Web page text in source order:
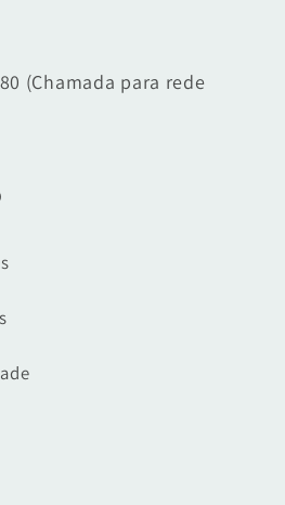
(Chamada para rede